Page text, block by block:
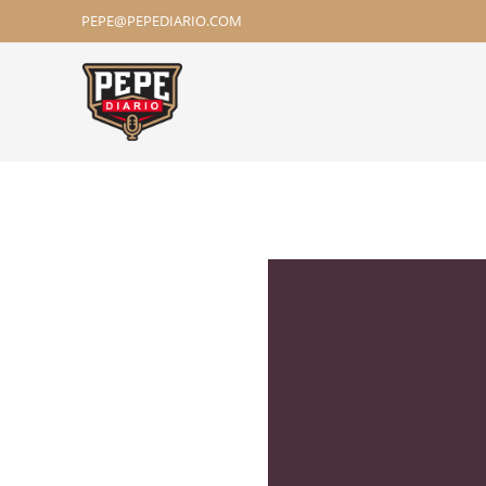
PEPE@PEPEDIARIO.COM